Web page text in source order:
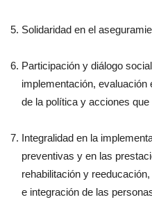
Solidaridad en el
Participación y diálogo
implementación,
de la política y acciones que
Integralidad en la
preventivas y en las
rehabilitación y
e integración de las